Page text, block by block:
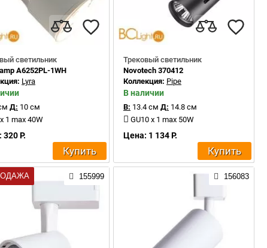
светильник
A6252PL-1WH
Lyra
Д: 10 см
1 max 40W
Р.
Купить
Трековый светильник
Novotech 370412
Коллекция: Pipe
В наличии
В: 13.4 см Д: 14.8 см
GU10 x 1 max 50W
Цена: 1 134 Р.
Купить
155999 156083